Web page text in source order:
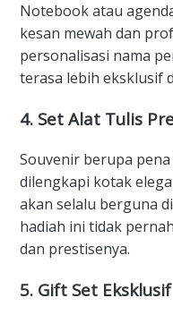
Notebook atau
kesan mewah dan
personalisasi nama
terasa lebih eksklusif
4. Set Alat Tulis
Souvenir berupa
dilengkapi kotak
akan selalu berguna
hadiah ini tidak
dan prestisenya.
5. Gift Set Eksklusif